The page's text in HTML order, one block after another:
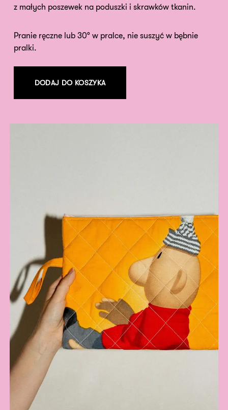
z małych poszewek na poduszki i skrawków tkanin.
Pranie ręczne lub 30° w pralce, nie suszyć w bębnie
pralki.
DODAJ DO KOSZYKA